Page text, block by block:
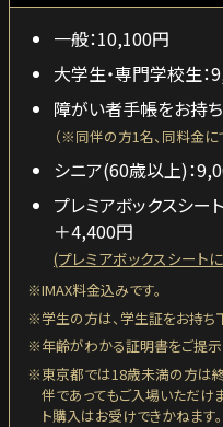
一般：10,100円
大学生・専門学校生：
障がい者手帳をお持
（※同伴の方1名、同料金に
シニア(60歳以上)：
プレミアボックスシート
＋4,400円
(プレミアボックスシート
IMAX料金込みです。
学生の方は、学生証をお持ち
年齢がわかる証明書をご提示
東京都では18歳未満の方は
伴であってもご入場いただけ
ト購入はお受けできかねます